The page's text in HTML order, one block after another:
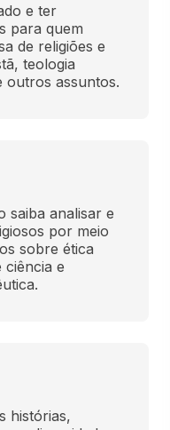
e ter
para quem
de religiões e
teologia
outros assuntos.
saiba analisar e
por meio
sobre ética
ciência e
histórias,